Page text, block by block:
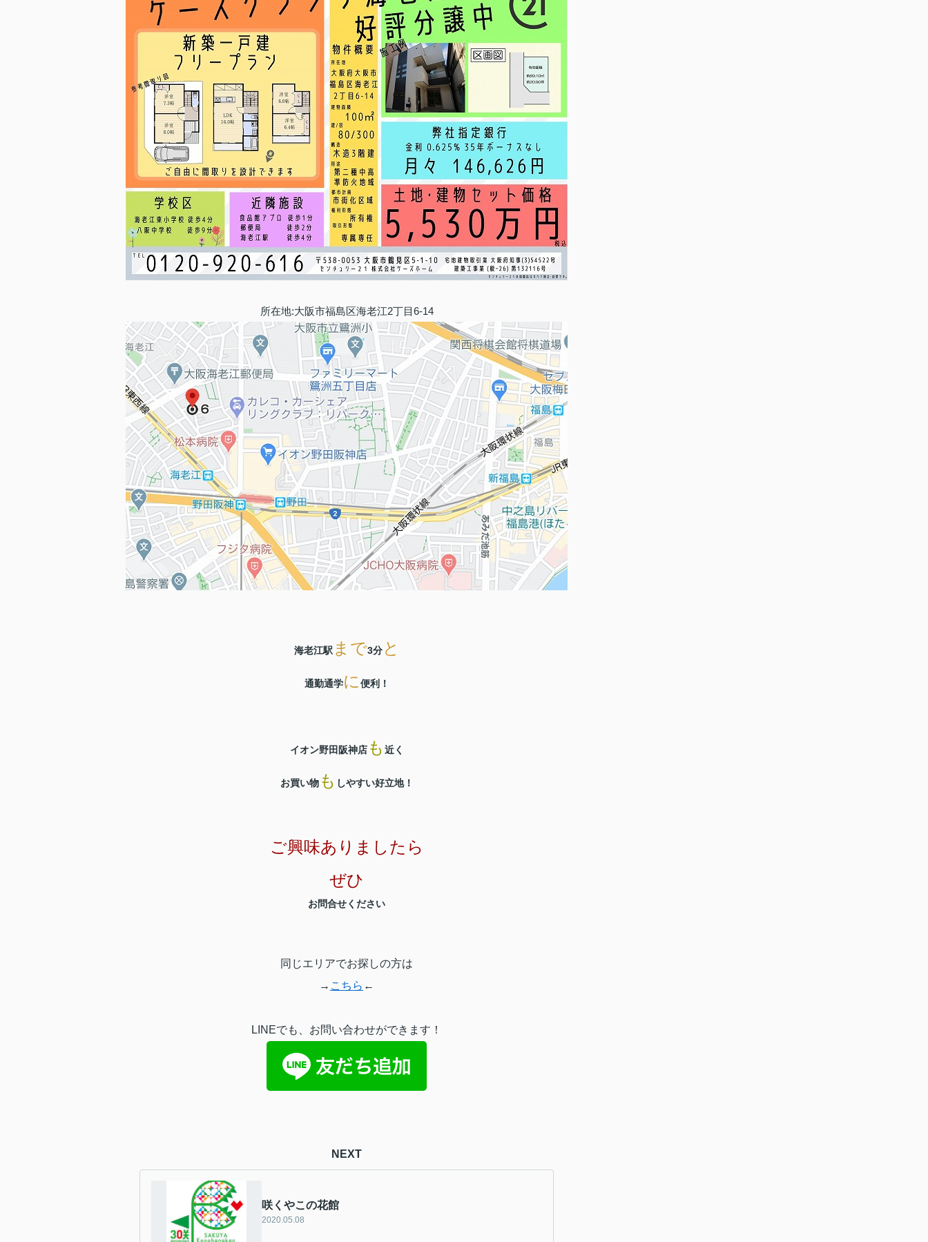
所在地:大阪市福島区海老江2丁目6-14
海老江駅 まで3分と
通勤通学に 便利！
イオン野田阪神店も 近く
お買い物も しやすい好立地！
ご興味ありましたら
ぜひ
お問合せください
同じエリアでお探しの方は
→ こちら ←
LINEでも、お問い合わせができます！
NEXT
咲くやこの花館
2020.05.08